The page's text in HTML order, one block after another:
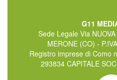
G11
Sede Legale Via
MERONE (CO) -
Registro imprese di Como
293834 CAPITALE